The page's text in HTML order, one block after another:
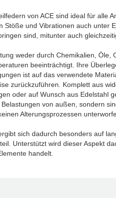
von ACE sind ideal für alle
Stöße und Vibrationen auch unter
sind, mitunter auch
weder durch Chemikalien, Öle,
beeinträchtigt. Ihre
ist auf das verwendete
zurückzuführen. Komplett aus
oder auf Wunsch aus Edelstahl
von außen, sondern
Alterungsprozessen
sich dadurch besonders auf
Unterstützt wird dieser Aspekt
handelt.